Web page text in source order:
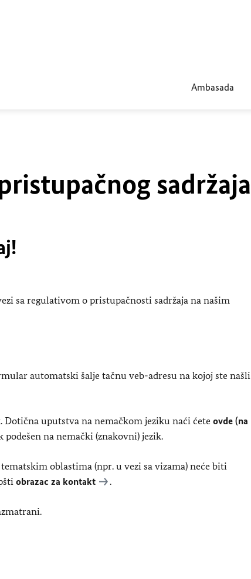
Ambasada
sadržaja
sa regulativom o pristupačnosti sadržaja na našim
automatski šalje tačnu veb-adresu na kojoj ste našli
uputstva na nemačkom jeziku naći ćete ovde (na
na nemački (znakovni) jezik.
oblastima (npr. u vezi sa vizama) neće biti
obrazac za kontakt .